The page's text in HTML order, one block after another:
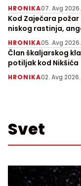
HRONIKA07. Avg 2026.
Kod Zaječara
niskog rastinja,
HRONIKA05. Avg 2026.
Član škaljarskog
potiljak kod Nikšića
HRONIKA02. Avg 2026.
Svet